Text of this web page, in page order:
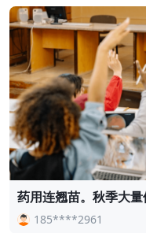
药用连翘苗。秋季大
2961185****2961